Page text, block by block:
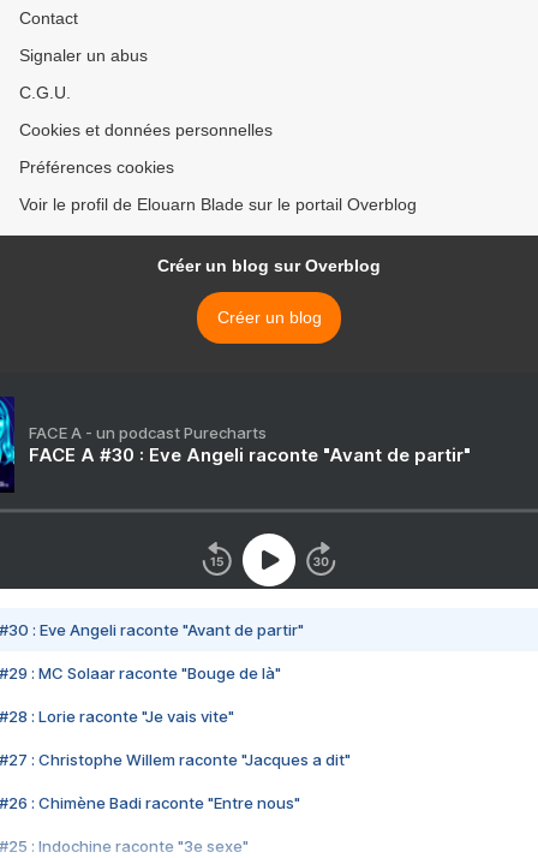
Contact
Signaler un abus
C.G.U.
Cookies et données personnelles
Préférences cookies
Voir le profil de Elouarn Blade sur le portail Overblog
Créer un blog sur Overblog
Créer un blog
FACE A - un podcast Purecharts
FACE A #30 : Eve Angeli raconte "Avant de partir"
#30 : Eve Angeli raconte "Avant de partir"
#29 : MC Solaar raconte "Bouge de là"
#28 : Lorie raconte "Je vais vite"
#27 : Christophe Willem raconte "Jacques a dit"
#26 : Chimène Badi raconte "Entre nous"
#25 : Indochine raconte "3e sexe"